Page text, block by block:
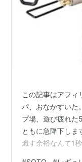
この記事はアフィ
パ、おなかすい
プ場、遊び疲れた
ともに急降下しま
熾す余裕なんて1